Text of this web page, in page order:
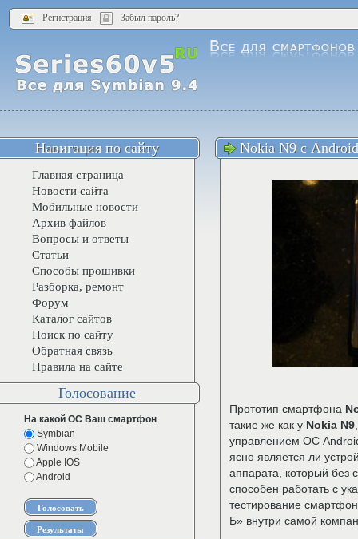
Регистрация Забыл пароль?
Nokia N9 с
Прототип смартфона
такие же как у Nokia N9
управлением ОС
ясно является ли
аппарата, который без
способен работать с
тестирование
Б» внутри самой
Навигация по сайту
Главная страница
Новости сайта
Мобильные новости
Архив файлов
Вопросы и ответы
Статьи
Способы прошивки
Разборка, ремонт
Форум
Каталог сайтов
Поиск по сайту
Обратная связь
Правила на сайте
Голосование
На какой ОС Ваш смартфон
Symbian
Windows Mobile
Apple IOS
Android